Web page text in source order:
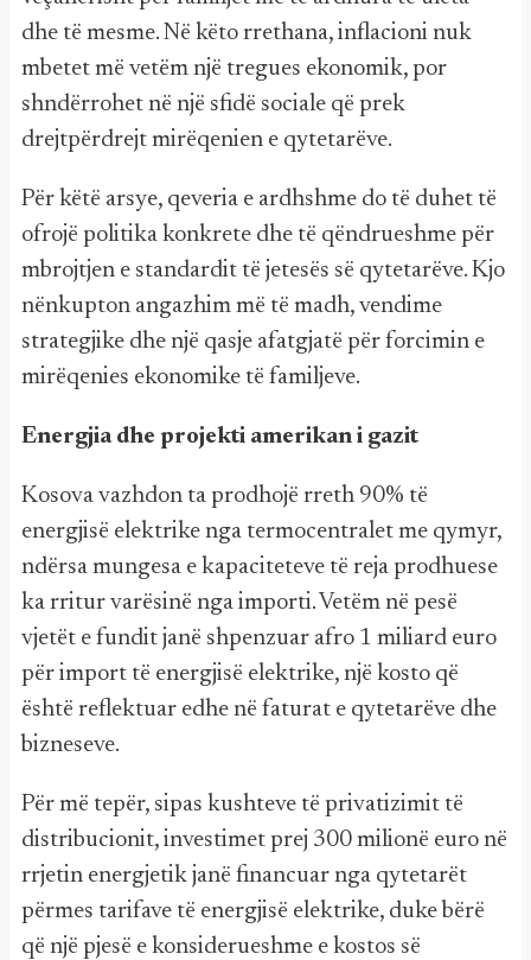
dhe të mesme. Në këto rrethana, inflacioni nuk
mbetet më vetëm një tregues ekonomik, por
shndërrohet në një sfidë sociale që prek
drejtpërdrejt mirëqenien e qytetarëve.
Për këtë arsye, qeveria e ardhshme do të duhet të
ofrojë politika konkrete dhe të qëndrueshme për
mbrojtjen e standardit të jetesës së qytetarëve. Kjo
nënkupton angazhim më të madh, vendime
strategjike dhe një qasje afatgjatë për forcimin e
mirëqenies ekonomike të familjeve.
Energjia dhe projekti amerikan i gazit
Kosova vazhdon ta prodhojë rreth 90% të
energjisë elektrike nga termocentralet me qymyr,
ndërsa mungesa e kapaciteteve të reja prodhuese
ka rritur varësinë nga importi. Vetëm në pesë
vjetët e fundit janë shpenzuar afro 1 miliard euro
për import të energjisë elektrike, një kosto që
është reflektuar edhe në faturat e qytetarëve dhe
bizneseve.
Për më tepër, sipas kushteve të privatizimit të
distribucionit, investimet prej 300 milionë euro në
rrjetin energjetik janë financuar nga qytetarët
përmes tarifave të energjisë elektrike, duke bërë
që një pjesë e konsiderueshme e kostos së